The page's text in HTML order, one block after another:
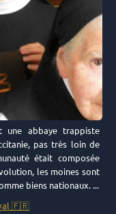
une abbaye trappiste
pas très loin de
était composée
les moines sont
biens nationaux. ...
🇫🇷